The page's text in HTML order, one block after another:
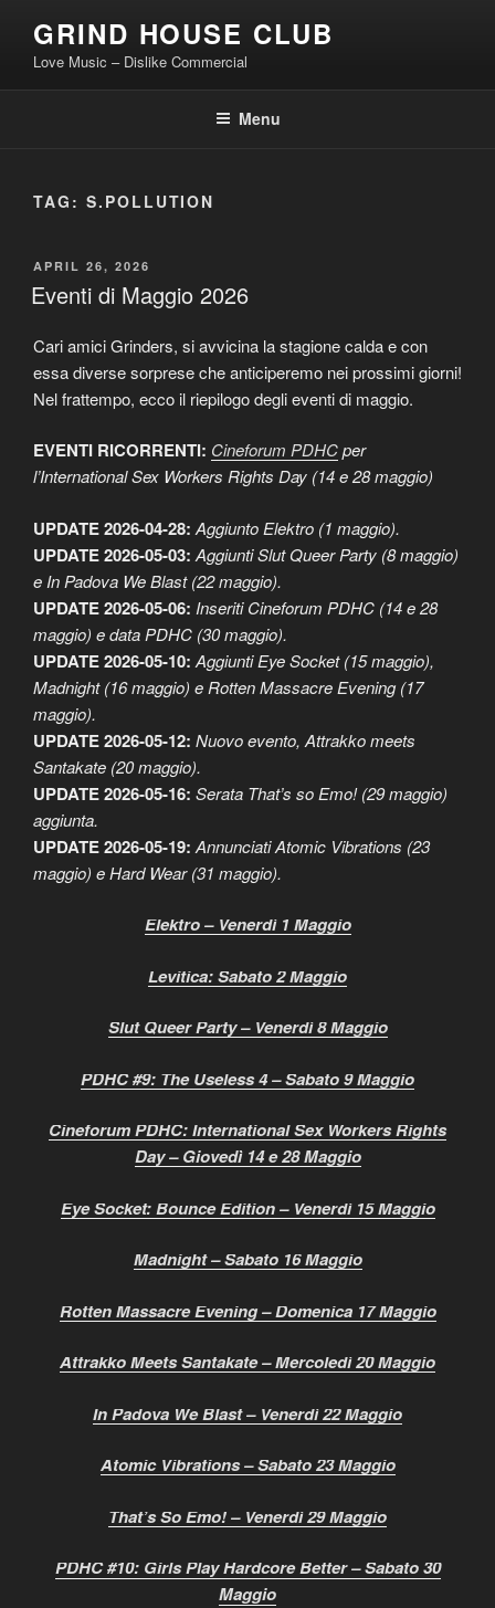
content
GRIND HOUSE CLUB
Love Music – Dislike Commercial
Menu
TAG: S.POLLUTION
POSTED
ON
APRIL 26, 2026
Eventi di Maggio 2026
Cari amici Grinders, si avvicina la stagione calda e con
essa diverse sorprese che anticiperemo nei prossimi giorni!
Nel frattempo, ecco il riepilogo degli eventi di maggio.
EVENTI RICORRENTI: Cineforum PDHCper
l’International Sex Workers Rights Day (14 e 28 maggio)
UPDATE 2026-04-28:Aggiunto Elektro (1 maggio).
UPDATE 2026-05-03:Aggiunti Slut Queer Party (8 maggio)
e In Padova We Blast (22 maggio).
UPDATE 2026-05-06: Inseriti Cineforum PDHC (14 e 28
maggio) e data PDHC (30 maggio).
UPDATE 2026-05-10:Aggiunti Eye Socket (15 maggio),
Madnight (16 maggio) e Rotten Massacre Evening (17
maggio).
UPDATE 2026-05-12: Nuovo evento, Attrakko meets
Santakate (20 maggio).
UPDATE 2026-05-16: Serata That’s so Emo! (29 maggio)
aggiunta.
UPDATE 2026-05-19: Annunciati Atomic Vibrations (23
maggio) e Hard Wear (31 maggio).
Elektro – Venerdì 1 Maggio
Levitica: Sabato 2 Maggio
Slut Queer Party – Venerdì 8 Maggio
PDHC #9: The Useless 4 – Sabato 9 Maggio
Cineforum PDHC: International Sex Workers Rights
Day – Giovedì 14 e 28 Maggio
Eye Socket: Bounce Edition – Venerdì 15 Maggio
Madnight – Sabato 16 Maggio
Rotten Massacre Evening – Domenica 17 Maggio
Attrakko Meets Santakate – Mercoledì 20 Maggio
In Padova We Blast – Venerdì 22 Maggio
Atomic Vibrations – Sabato 23 Maggio
That’s So Emo! – Venerdì 29 Maggio
PDHC #10: Girls Play Hardcore Better – Sabato 30
Maggio